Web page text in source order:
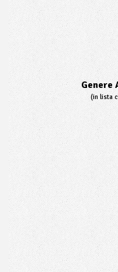
Genere
(in lista